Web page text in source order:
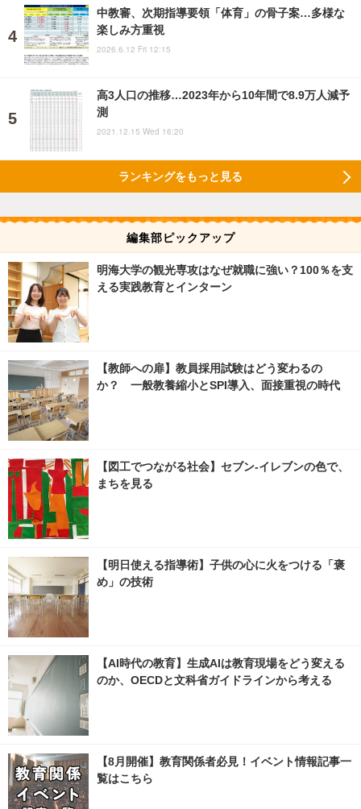
中教審、次期指導要領「体育」の骨子案…多様な
楽しみ方重視
2026.6.12 Fri 12:15
高3人口の推移…2023年から10年間で8.9万人減予
測
2021.12.15 Wed 16:20
ランキングをもっと見る
編集部ピックアップ
明海大学の観光専攻はなぜ就職に強い？100％を支
える実践教育とインターン
【教師への扉】教員採用試験はどう変わるの
か？ 一般教養縮小とSPI導入、面接重視の時代
【図工でつながる社会】セブン‐イレブンの色で、
まちを見る
【明日使える指導術】子供の心に火をつける「褒
め」の技術
【AI時代の教育】生成AIは教育現場をどう変える
のか、OECDと文科省ガイドラインから考える
【8月開催】教育関係者必見！イベント情報記事一
覧はこちら